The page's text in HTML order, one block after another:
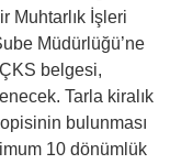
Muhtarlık İşleri
Müdürlüğü’ne
belgesi,
Tarla kiralık
bulunması
10 dönümlük